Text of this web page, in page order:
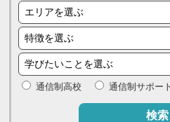
通信制高校 通信制サポー
検索